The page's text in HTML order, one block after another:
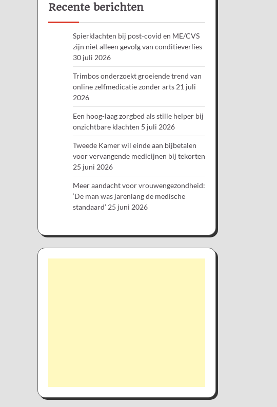
Recente berichten
Spierklachten bij post-covid en ME/CVS
zijn niet alleen gevolg van conditieverlies
30 juli 2026
Trimbos onderzoekt groeiende trend van
online zelfmedicatie zonder arts 21 juli
2026
Een hoog-laag zorgbed als stille helper bij
onzichtbare klachten 5 juli 2026
Tweede Kamer wil einde aan bijbetalen
voor vervangende medicijnen bij tekorten
25 juni 2026
Meer aandacht voor vrouwengezondheid:
‘De man was jarenlang de medische
standaard’ 25 juni 2026